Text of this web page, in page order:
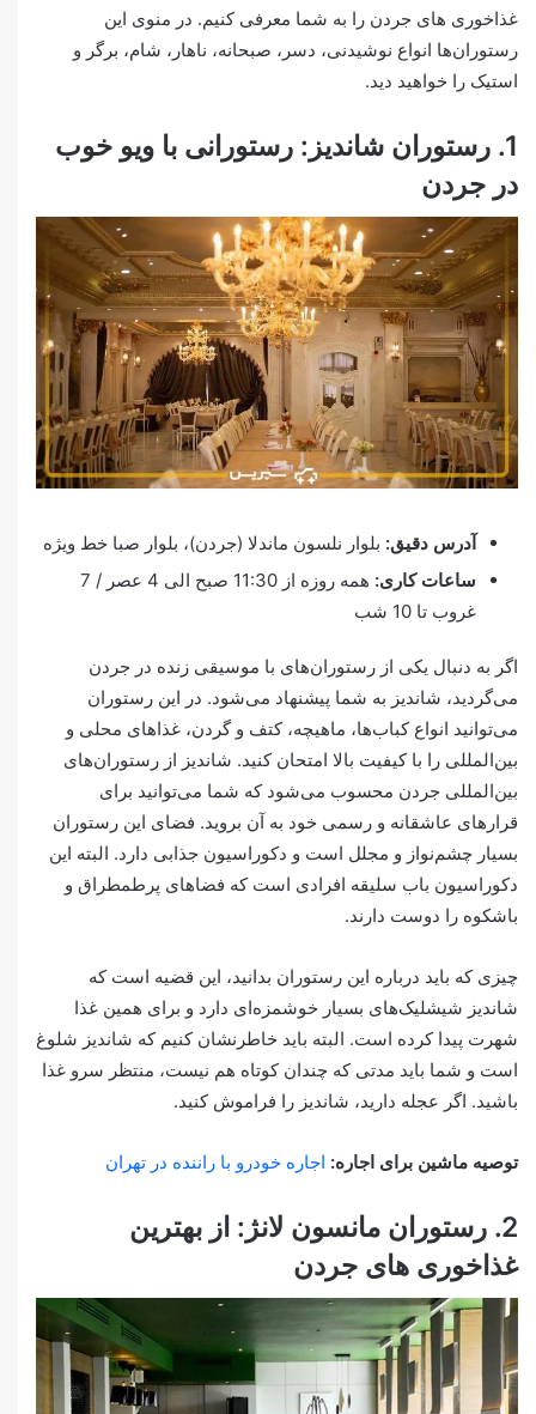
غذاخوری های جردن را به شما معرفی کنیم. در منوی این
رستوران‌ها انواع نوشیدنی، دسر، صبحانه، ناهار، شام، برگر و
استیک را خواهید دید.
1. رستوران شاندیز: رستورانی با ویو خوب
در جردن
آدرس دقیق: بلوار نلسون ماندلا (جردن)، بلوار صبا خط ویژه
ساعات کاری:
همه روزه از 11:30 صبح الی 4 عصر / 7
غروب تا 10 شب
اگر به دنبال یکی از رستوران‌های با موسیقی زنده در جردن
می‌گردید، شاندیز به شما پیشنهاد می‌شود. در این رستوران
می‌توانید انواع کباب‌ها، ماهیچه، کتف و گردن، غذاهای محلی و
بین‌المللی را با کیفیت بالا امتحان کنید. شاندیز از رستوران‌های
بین‌المللی جردن محسوب می‌شود که شما می‌توانید برای
قرارهای عاشقانه و رسمی خود به آن بروید. فضای این رستوران
بسیار چشم‌نواز و مجلل است و دکوراسیون جذابی دارد. البته این
دکوراسیون باب سلیقه افرادی است که فضاهای پرطمطراق و
باشکوه را دوست دارند.
چیزی که باید درباره این رستوران بدانید، این قضیه است که
شاندیز شیشلیک‌های بسیار خوشمزه‌ای دارد و برای همین غذا
شهرت پیدا کرده است. البته باید خاطرنشان کنیم که شاندیز شلوغ
است و شما باید مدتی که چندان‌ کوتاه هم نیست، منتظر سرو غذا
باشید. اگر عجله دارید، شاندیز را فراموش کنید.
توصیه ماشین برای اجاره: اجاره خودرو با راننده در تهران
2. رستوران مانسون لانژ: از بهترین
غذاخوری های جردن